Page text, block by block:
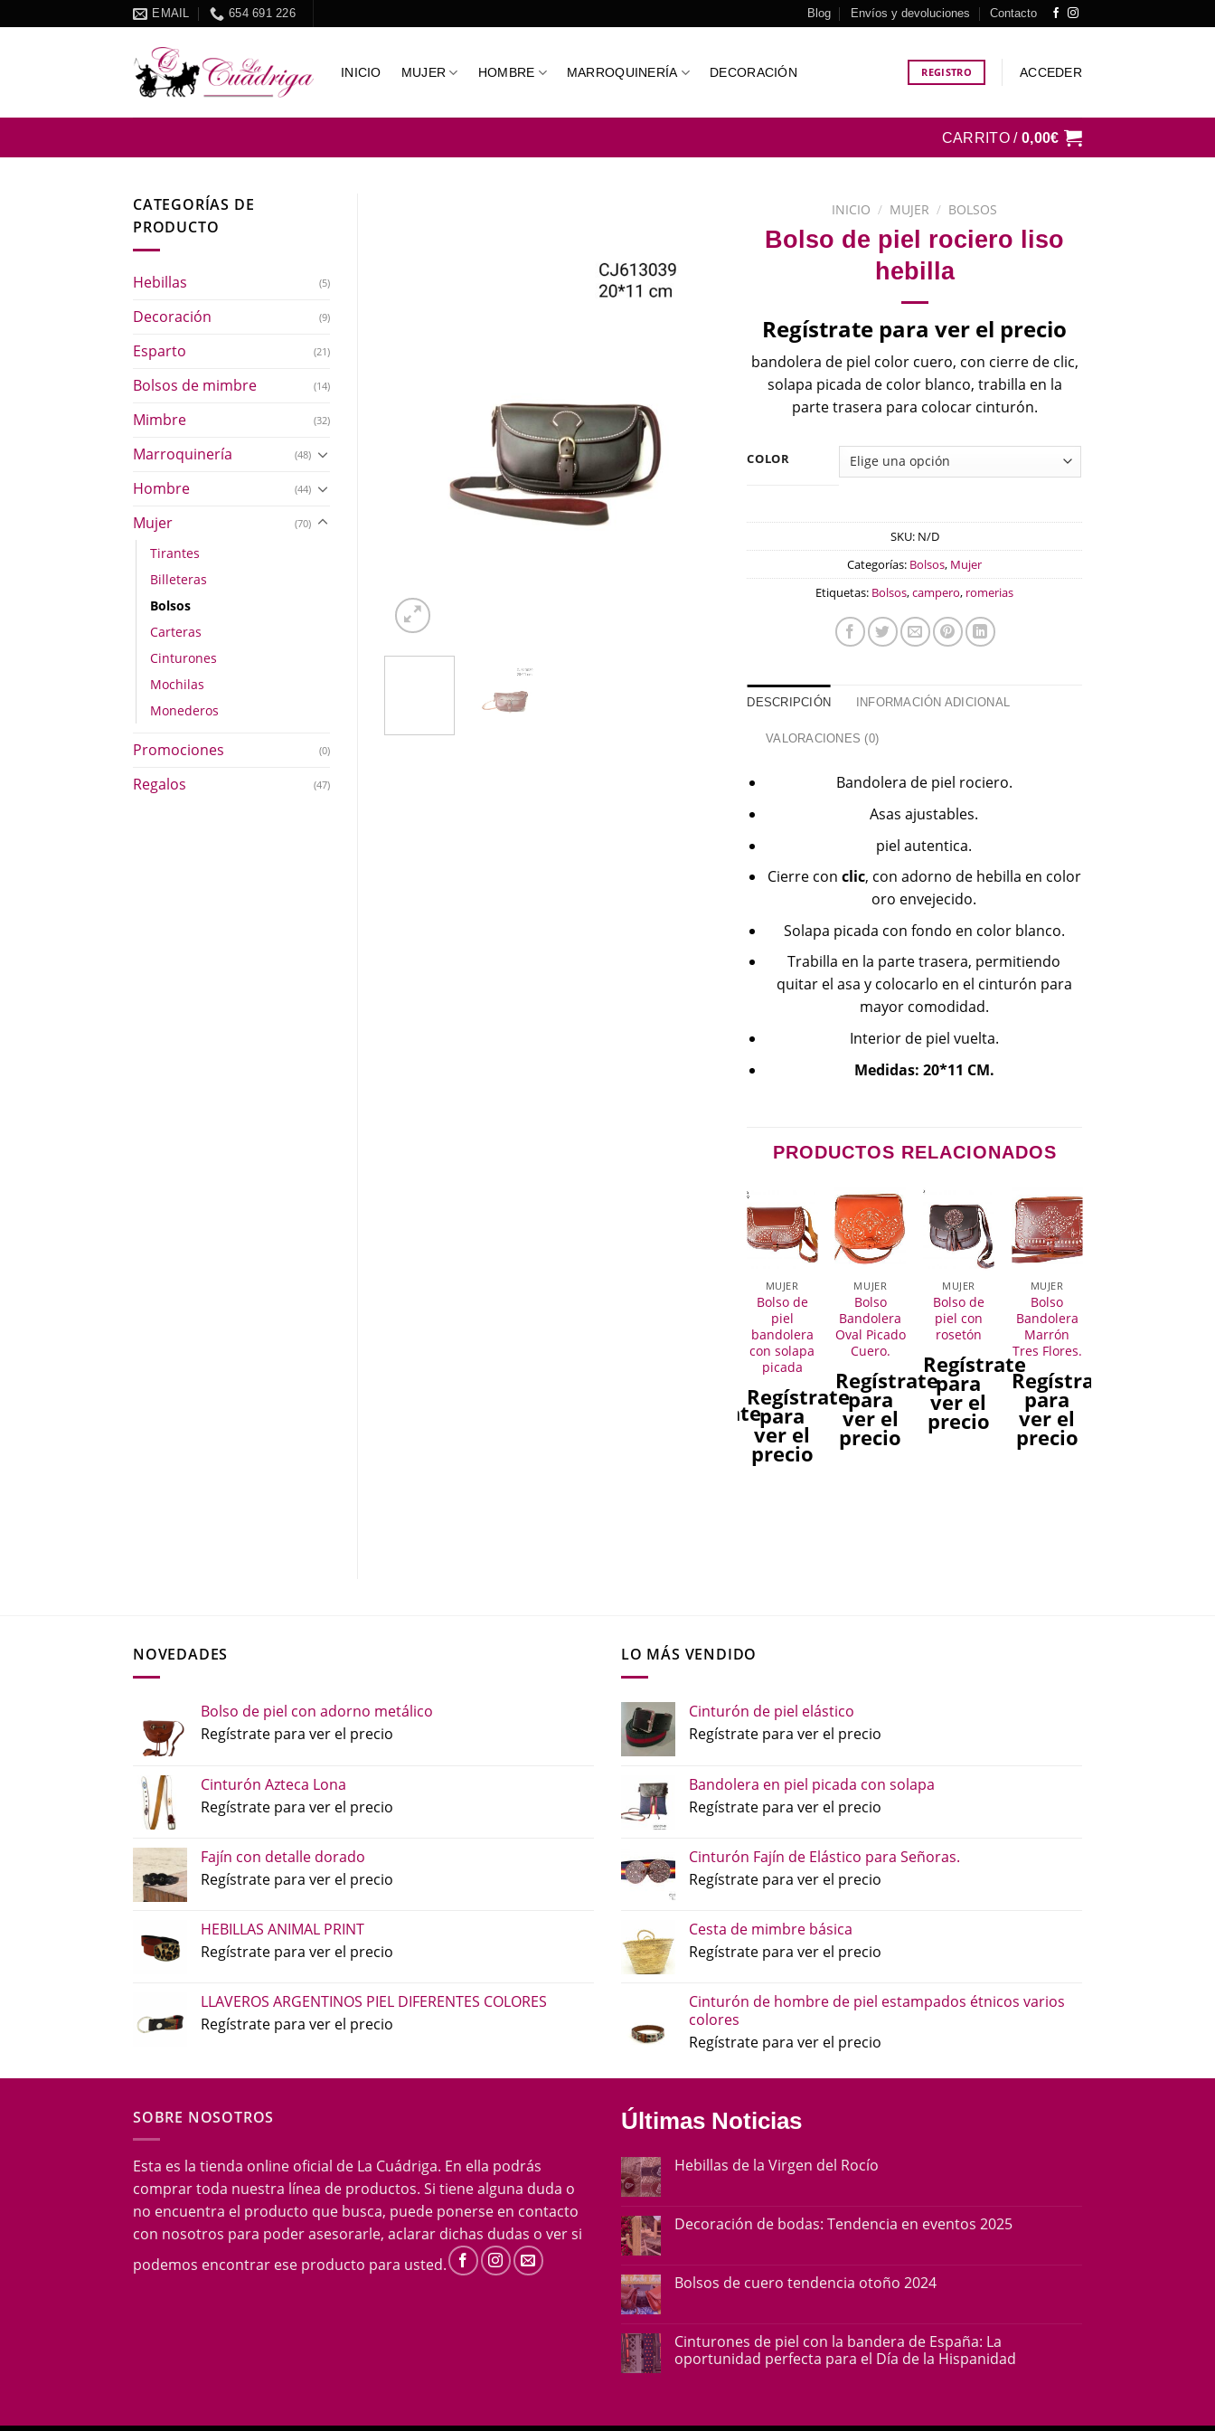
to
EMAIL 654 691 226 Blog Envíos y devoluciones Contacto
INICIO MUJER HOMBRE MARROQUINERÍA DECORACIÓN REGISTRO ACCEDER
CARRITO /0,00€
CATEGORÍAS DE
PRODUCTO
Hebillas (5)
Decoración (9)
Esparto (21)
Bolsos de mimbre (14)
Mimbre (32)
Marroquinería (48)
Hombre (44)
Mujer (70)
Tirantes
Billeteras
Bolsos
Carteras
Cinturones
Mochilas
Monederos
Promociones (0)
Regalos (47)
INICIO / MUJER / BOLSOS
Bolso de piel rociero liso
hebilla
Regístrate para ver el precio
bandolera de piel color cuero, con cierre de clic,
solapa picada de color blanco, trabilla en la
parte trasera para colocar cinturón.
COLOR
SKU: N/D
Categorías: Bolsos, Mujer
Etiquetas: Bolsos,campero, romerias
DESCRIPCIÓN INFORMACIÓN ADICIONAL
VALORACIONES (0)
Bandolera de piel rociero.
Asas ajustables.
piel autentica.
Cierre con clic, con adorno de hebilla en color
oro envejecido.
Solapa picada con fondo en color blanco.
Trabilla en la parte trasera, permitiendo
quitar el asa y colocarlo en el cinturón para
mayor comodidad.
Interior de piel vuelta.
Medidas: 20*11 CM.
PRODUCTOS RELACIONADOS
MUJER
Bolso de
piel
bandolera
con solapa
picada
Regístrate
para
ver el
precio
MUJER
Bolso
Bandolera
Oval Picado
Cuero.
Regístrate
para
ver el
precio
MUJER
Bolso de
piel con
rosetón
Regístrate
para
ver el
precio
MUJER
Bolso
Bandolera
Marrón
Tres Flores.
Regístrate
para
ver el
precio
Regístrate
NOVEDADES
Bolso de piel con adorno metálico
Regístrate para ver el precio
Cinturón Azteca Lona
Regístrate para ver el precio
Fajín con detalle dorado
Regístrate para ver el precio
HEBILLAS ANIMAL PRINT
Regístrate para ver el precio
LLAVEROS ARGENTINOS PIEL DIFERENTES COLORES
Regístrate para ver el precio
LO MÁS VENDIDO
Cinturón de piel elástico
Regístrate para ver el precio
Bandolera en piel picada con solapa
Regístrate para ver el precio
Cinturón Fajín de Elástico para Señoras.
Regístrate para ver el precio
Cesta de mimbre básica
Regístrate para ver el precio
Cinturón de hombre de piel estampados étnicos varios
colores
Regístrate para ver el precio
SOBRE NOSOTROS
Esta es la tienda online oficial de La Cuádriga. En ella podrás
comprar toda nuestra línea de productos. Si tiene alguna duda o
no encuentra el producto que busca, puede ponerse en contacto
con nosotros para poder asesorarle, aclarar dichas dudas o ver si
podemos encontrar ese producto para usted.
Últimas Noticias
Hebillas de la Virgen del Rocío
Decoración de bodas: Tendencia en eventos 2025
Bolsos de cuero tendencia otoño 2024
Cinturones de piel con la bandera de España: La
oportunidad perfecta para el Día de la Hispanidad